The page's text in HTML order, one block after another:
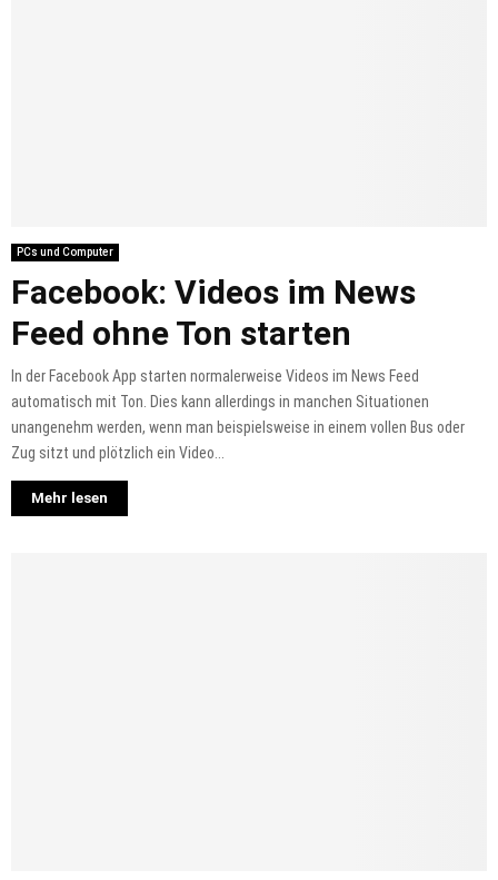
PCs und Computer
Facebook: Videos im News
Feed ohne Ton starten
In der Facebook App starten normalerweise Videos im News Feed
automatisch mit Ton. Dies kann allerdings in manchen Situationen
unangenehm werden, wenn man beispielsweise in einem vollen Bus oder
Zug sitzt und plötzlich ein Video...
Mehr lesen